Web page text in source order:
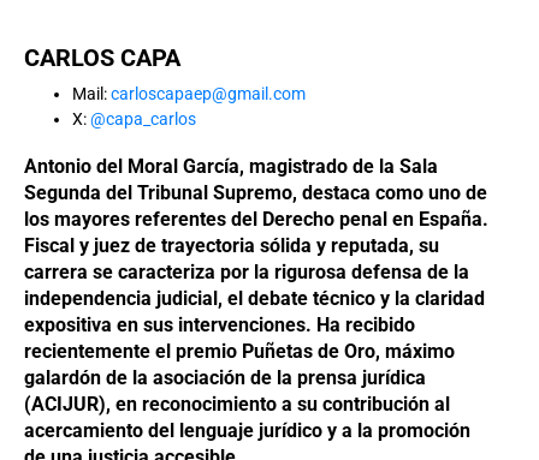
CARLOS CAPA
Mail:carloscapaep@gmail.com
X:@capa_carlos
Antonio del Moral García, magistrado de la Sala
Segunda del Tribunal Supremo, destaca como uno de
los mayores referentes del Derecho penal en España.
Fiscal y juez de trayectoria sólida y reputada, su
carrera se caracteriza por la rigurosa defensa de la
independencia judicial, el debate técnico y la claridad
expositiva en sus intervenciones. Ha recibido
recientemente el premio Puñetas de Oro, máximo
galardón de la asociación de la prensa jurídica
(ACIJUR), en reconocimiento a su contribución al
acercamiento del lenguaje jurídico y a la promoción